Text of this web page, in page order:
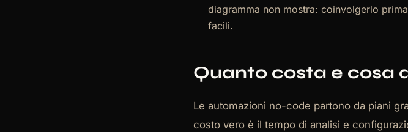
diagramma non mostra: coinvolgerlo
facili.
Quanto costa e cosa
Le automazioni no-code partono da piani
costo vero è il tempo di analisi e